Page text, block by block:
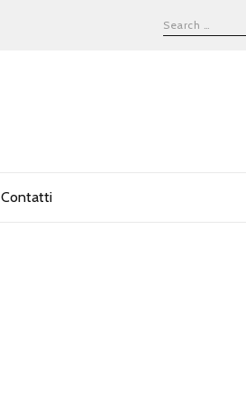
Contatti